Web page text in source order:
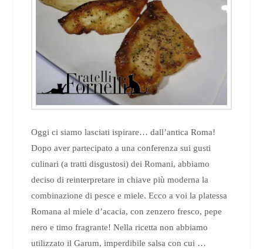
Oggi ci siamo lasciati ispirare… dall’antica Roma!
Dopo aver partecipato a una conferenza sui gusti
culinari (a tratti disgustosi) dei Romani, abbiamo
deciso di reinterpretare in chiave più moderna la
combinazione di pesce e miele. Ecco a voi la platessa
Romana al miele d’acacia, con zenzero fresco, pepe
nero e timo fragrante! Nella ricetta non abbiamo
utilizzato il Garum, imperdibile salsa con cui …